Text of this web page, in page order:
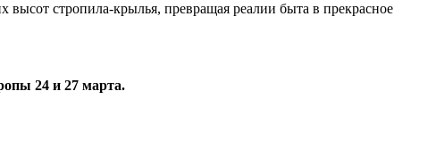
стропила-крылья, превращая реалии быта в прекрасное
24 и 27 марта.